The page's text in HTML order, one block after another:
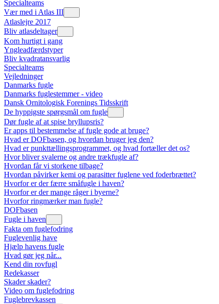
Specialteams
Vær med i Atlas III
Atlaslejre 2017
Bliv atlasdeltager
Kom hurtigt i gang
Yngleadfærdstyper
Bliv kvadratansvarlig
Specialteams
Vejledninger
Danmarks fugle
Danmarks fuglestemmer - video
Dansk Ornitologisk Forenings Tidsskrift
De hyppigste spørgsmål om fugle
Dør fugle af at spise bryllupsris?
Er apps til bestemmelse af fugle gode at bruge?
Hvad er DOFbasen, og hvordan bruger jeg den?
Hvad er punkttællingsprogrammet, og hvad fortæller det os?
Hvor bliver svalerne og andre trækfugle af?
Hvordan får vi storkene tilbage?
Hvordan påvirker kemi og parasitter fuglene ved foderbrættet?
Hvorfor er der færre småfugle i haven?
Hvorfor er der mange råger i byerne?
Hvorfor ringmærker man fugle?
DOFbasen
Fugle i haven
Fakta om fuglefodring
Fuglevenlig have
Hjælp havens fugle
Hvad gør jeg når...
Kend din rovfugl
Redekasser
Skader skader?
Video om fuglefodring
Fuglebrevkassen